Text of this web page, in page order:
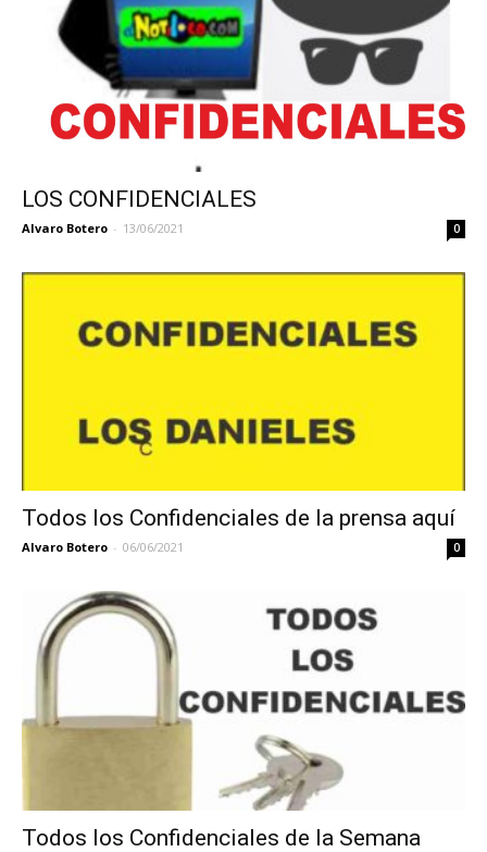
LOS CONFIDENCIALES
Alvaro Botero - 13/06/2021 0
Todos los Confidenciales de la prensa aquí
Alvaro Botero - 06/06/2021 0
Todos los Confidenciales de la Semana